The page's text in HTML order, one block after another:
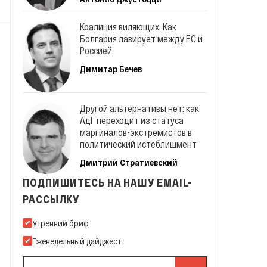
Коалиция виляющих. Как
Болгария лавирует между ЕС и
Россией
Димитар Бечев
Другой альтернативы нет: как
АдГ переходит из статуса
маргиналов-экстремистов в
политический истеблишмент
Дмитрий Стратиевский
ПОДПИШИТЕСЬ НА НАШУ EMAIL-
РАССЫЛКУ
Подпишитесь на нашу Email-рассылку
Утренний бриф
Еженедельный дайджест